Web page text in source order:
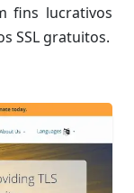
fins lucrativos
SSL gratuitos.